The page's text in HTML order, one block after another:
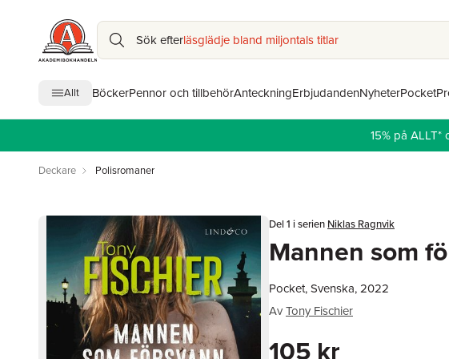
Sök efterläsglädje bland miljontals titlar
Allt BöckerPennor och tillbehörAnteckningErbjudandenNyheterPocket
15% på
Deckare Polisromaner
Del 1 i serien Niklas Ragnvik
Mannen som
Pocket, Svenska, 2022
AvTony Fischier
105 kr